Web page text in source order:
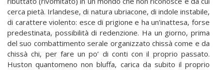
cerca pietà. Irlandese, di natura ubriacone, di indole instabile,
di carattere violento: esce di prigione e ha un’inattesa, forse
predestinata, possibilità di redenzione. Ha un giorno, prima
del suo combattimento serale organizzato chissà come e da
chissà chi, per fare un po’ di conti con il proprio passato.
Huston quantomeno non bluffa, carica da subito il proprio